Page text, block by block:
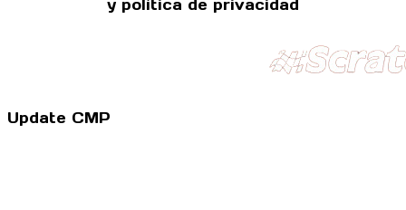
y política de privacidad
Update CMP